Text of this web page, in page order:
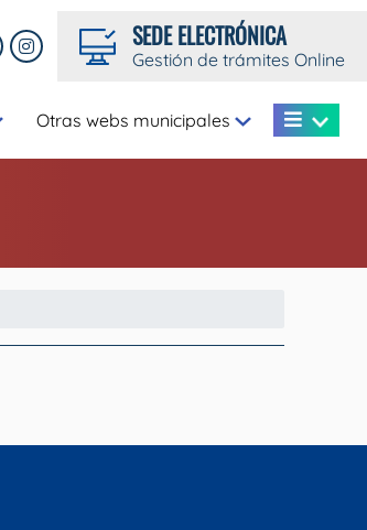
SEDE ELECTRÓNICA
Gestión de trámites Online
Otras webs municipales